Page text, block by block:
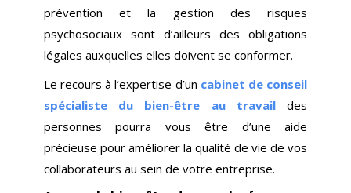
prévention et la gestion des risques
psychosociaux sont d’ailleurs des obligations
légales auxquelles elles doivent se conformer.
Le recours à l’expertise d’un cabinet de conseil
spécialiste du bien-être au travaildes
personnes pourra vous être d’une aide
précieuse pour améliorer la qualité de vie de vos
collaborateurs au sein de votre entreprise.